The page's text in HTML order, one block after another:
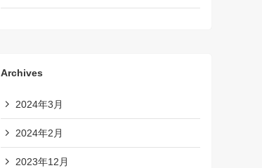
Archives
2024年3月
2024年2月
2023年12月